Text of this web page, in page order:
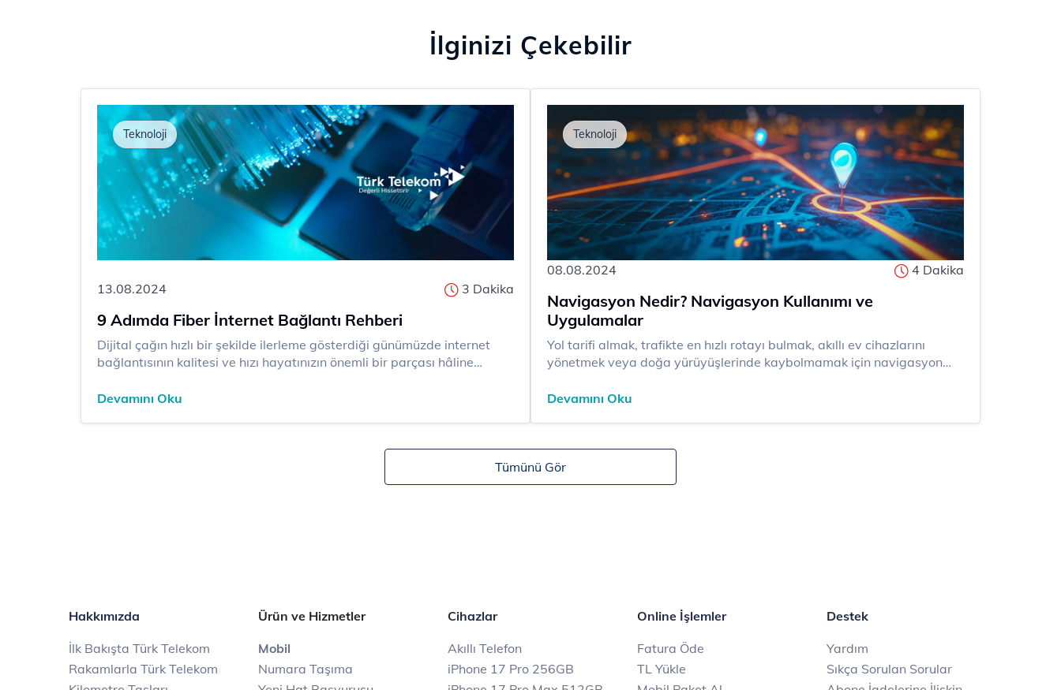
İlginizi Çekebilir
13.08.2024 3 Dakika
9 Adımda Fiber İnternet Bağlantı Rehberi
​​​​Dijital çağın hızlı bir şekilde ilerleme gösterdiği günümüzde internet
bağlantısının kalitesi ve hızı hayatınızın önemli bir parçası hâline
Fiber internet, yüksek hız ve kesintisiz bağlantı sunarak dijital dünyaya
Devamını Oku
Teknoloji
08.08.2024 4 Dakika
Navigasyon Nedir? Navigasyon Kullanımı ve
Uygulamalar
​​Yol tarifi almak, trafikte en hızlı rotayı bulmak, akıllı ev cihazlarını
yönetmek veya doğa yürüyüşlerinde kaybolmamak için navigasyon
bize yardımcı olacak navigasyon, pek çok kişi tarafından “Navigasyon
Devamını Oku
Teknoloji
Tümünü Gör
Hakkımızda
İlk Bakışta Türk Telekom
Rakamlarla Türk Telekom
Ürün ve Hizmetler
Mobil
Numara Taşıma
Cihazlar
Akıllı Telefon
iPhone 17 Pro 256GB
Online İşlemler
Fatura Öde
TL Yükle
Destek
Yardım
Sıkça Sorulan Sorular